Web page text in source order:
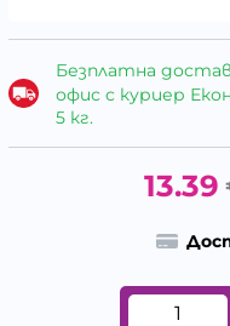
Безплатна
офис с куриер
5 кг.
13.39